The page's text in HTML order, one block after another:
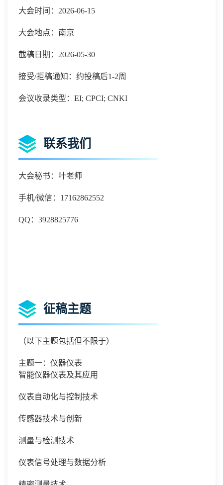
大会时间：2026-06-15
大会地点：南京
截稿日期：2026-05-30
接受/拒稿通知：约投稿后1-2周
会议收录类型：EI; CPCI; CNKI
联系我们
大会秘书：叶老师
手机/微信： 17162862552
QQ： 3928825776
征稿主题
（以下主题包括但不限于）
主题一：仪器仪表
智能仪器仪表及其应用
仪表自动化与控制技术
传感器技术与创新
测量与检测技术
仪表信号处理与数据分析